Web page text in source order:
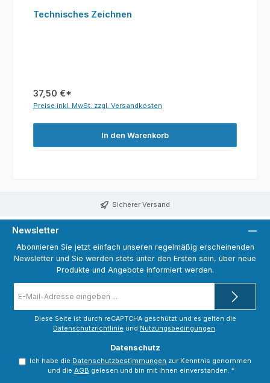
Technisches Zeichnen
37,50 €*
Preise inkl. MwSt. zzgl. Versandkosten
In den Warenkorb
Sicherer Versand
Newsletter
Abonnieren Sie jetzt einfach unseren regelmäßig erscheinenden
Newsletter und Sie werden stets unter den Ersten sein, über neue
Produkte und Angebote informiert werden.
Mail-
Adresse
Diese Seite ist durch reCAPTCHA geschützt und es gelten die
Datenschutzrichtlinie und Nutzungsbedingungen.
Datenschutz
Ich habe die Datenschutzbestimmungen zur Kenntnis genommen
und die AGB gelesen und bin mit ihnen einverstanden. *